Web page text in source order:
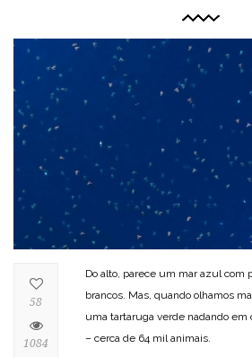
Do alto, parece um mar azul com
brancos. Mas, quando olhamos
uma tartaruga verde nadando em
– cerca de 64 mil animais.
58
1084